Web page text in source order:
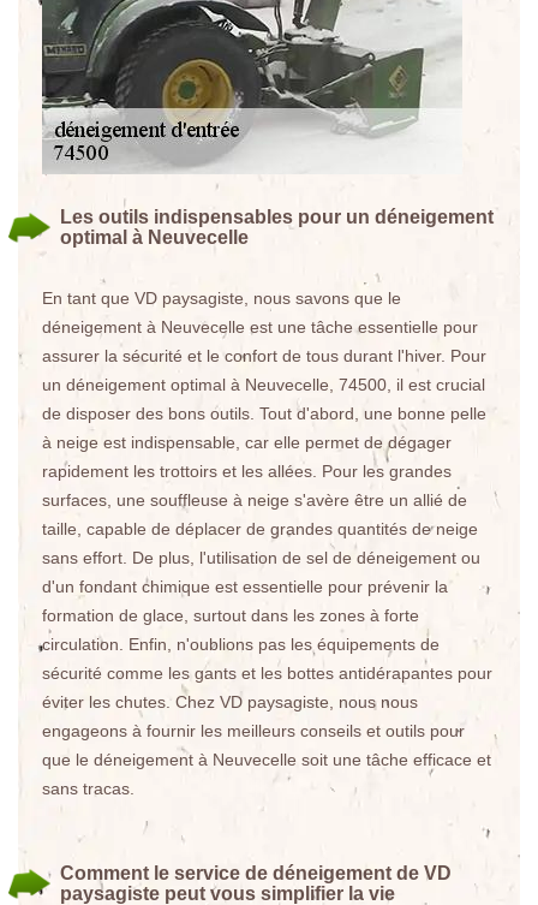
Les outils indispensables pour un déneigement
optimal à Neuvecelle
En tant que VD paysagiste, nous savons que le
déneigement à Neuvecelle est une tâche essentielle pour
assurer la sécurité et le confort de tous durant l'hiver. Pour
un déneigement optimal à Neuvecelle, 74500, il est crucial
de disposer des bons outils. Tout d'abord, une bonne pelle
à neige est indispensable, car elle permet de dégager
rapidement les trottoirs et les allées. Pour les grandes
surfaces, une souffleuse à neige s'avère être un allié de
taille, capable de déplacer de grandes quantités de neige
sans effort. De plus, l'utilisation de sel de déneigement ou
d'un fondant chimique est essentielle pour prévenir la
formation de glace, surtout dans les zones à forte
circulation. Enfin, n'oublions pas les équipements de
sécurité comme les gants et les bottes antidérapantes pour
éviter les chutes. Chez VD paysagiste, nous nous
engageons à fournir les meilleurs conseils et outils pour
que le déneigement à Neuvecelle soit une tâche efficace et
sans tracas.
Comment le service de déneigement de VD
paysagiste peut vous simplifier la vie